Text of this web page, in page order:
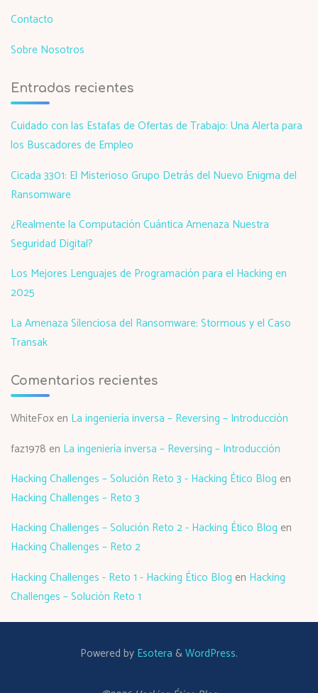
Contacto
Sobre Nosotros
Entradas recientes
Cuidado con las Estafas de Ofertas de Trabajo: Una Alerta para
los Buscadores de Empleo
Cicada 3301: El Misterioso Grupo Detrás del Nuevo Enigma del
Ransomware
¿Realmente la Computación Cuántica Amenaza Nuestra
Seguridad Digital?
Los Mejores Lenguajes de Programación para el Hacking en
2025
La Amenaza Silenciosa del Ransomware: Stormous y el Caso
Transak
Comentarios recientes
WhiteFox en La ingeniería inversa – Reversing – Introducción
faz1978 en La ingeniería inversa – Reversing – Introducción
Hacking Challenges – Solución Reto 3 - Hacking Ético Blog en
Hacking Challenges – Reto 3
Hacking Challenges – Solución Reto 2 - Hacking Ético Blog en
Hacking Challenges – Reto 2
Hacking Challenges - Reto 1 - Hacking Ético Blog en Hacking
Challenges – Solución Reto 1
Powered by Esotera &WordPress.